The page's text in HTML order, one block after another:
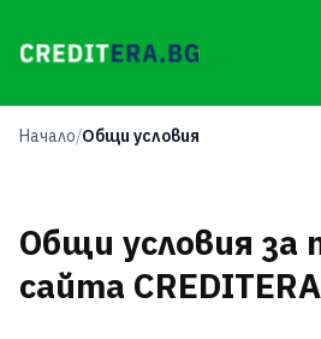
Начало Общи условия
Oбщи условия за
сайта CREDITERA